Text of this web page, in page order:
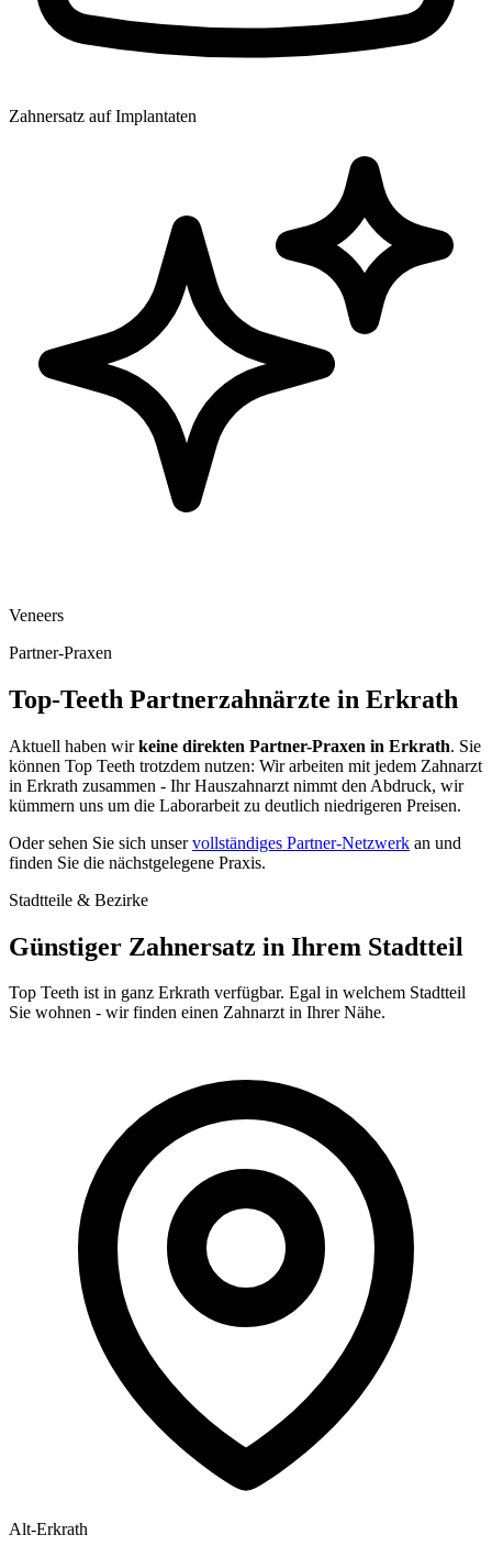
Zahnersatz auf Implantaten
Veneers
Partner-Praxen
Top-Teeth Partnerzahnärzte in Erkrath
Aktuell haben wirkeine direkten Partner-Praxen in Erkrath. Sie
können Top Teeth trotzdem nutzen: Wir arbeiten mit jedem Zahnarzt
in Erkrath zusammen - Ihr Hauszahnarzt nimmt den Abdruck, wir
kümmern uns um die Laborarbeit zu deutlich niedrigeren Preisen.
Oder sehen Sie sich unservollständiges Partner-Netzwerk an und
finden Sie die nächstgelegene Praxis.
Stadtteile & Bezirke
Günstiger Zahnersatz in Ihrem Stadtteil
Top Teeth ist in ganz Erkrath verfügbar. Egal in welchem Stadtteil
Sie wohnen - wir finden einen Zahnarzt in Ihrer Nähe.
Alt-Erkrath